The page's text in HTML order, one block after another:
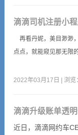
滴滴司机注册小
再看丹妮，美目渺渺
点点，就能窥见那无限
2022年03月17日 | 浏览
滴滴升级账单透
近日，滴滴网约车